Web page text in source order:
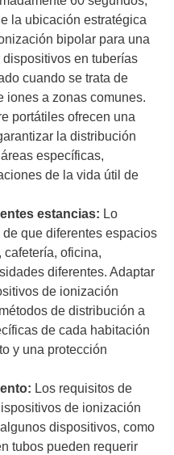
la ubicación estratégica
bipolar para una
en tuberías
cuando se trata de
iones a zonas comunes.
portátiles ofrecen una
la distribución
específicas,
de la vida útil de
estancias: Lo
que diferentes espacios
cafetería, oficina,
diferentes. Adaptar
de ionización
de distribución a
de cada habitación
y una protección
Los requisitos de
de ionización
dispositivos, como
tubos pueden requerir